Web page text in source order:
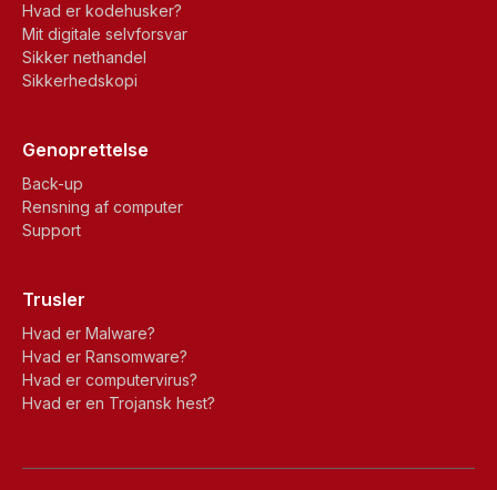
Hvad er kodehusker?
Mit digitale selvforsvar
Sikker nethandel
Sikkerhedskopi
Genoprettelse
Back-up
Rensning af computer
Support
Trusler
Hvad er Malware?
Hvad er Ransomware?
Hvad er computervirus?
Hvad er en Trojansk hest?